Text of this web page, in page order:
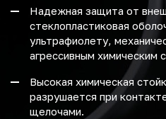
Надежная защита от
стеклопластиковая
ультрафиолету,
агрессивным химическим
Высокая химическая
разрушается при
щелочами.